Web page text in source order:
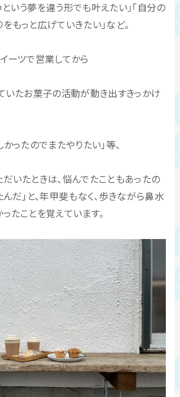
いう夢を違う形でも叶えたい」「自分の
もっと広げていきたい」など。
ーツで営業してから
いたお菓子の活動が動き出すきっかけ
かったのでまたやりたい」等、
いたときは、悩んでたこともあったの
んだ」と、年甲斐もなく、歩きながら鼻水
たことを覚えています。